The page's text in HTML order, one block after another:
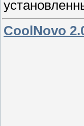
CoolNovo